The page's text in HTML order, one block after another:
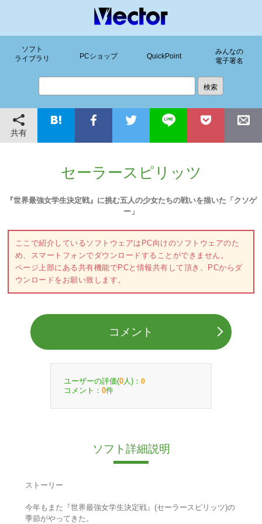
ソフト
ライブラリ
PCショップ QuickPoint
みんなの
電子署名
共有
セーラースピリッツ
『世界最強女学生決定戦』に挑む五人の少女たちの戦いを描いた「クソゲ
ー」
ここで紹介しているソフトウェアはPC向けのソフトウェアのた
め、スマートフォンでダウンロードすることができません。
ページ上部にある共有機能でPCと情報共有して頂き、PCからダ
ウンロードをお願い致します。
コメント
ユーザーの評価(0 人)： 0
コメント： 0件
ソフト詳細説明
ストーリー
今年もまた『世界最強女学生決定戦』(セーラースピリッツ)の
季節がやってきた。